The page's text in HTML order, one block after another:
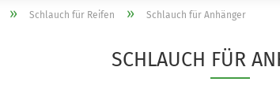
» Schlauch für Reifen » Schlauch für Anhänger
SCHLAUCH FÜR